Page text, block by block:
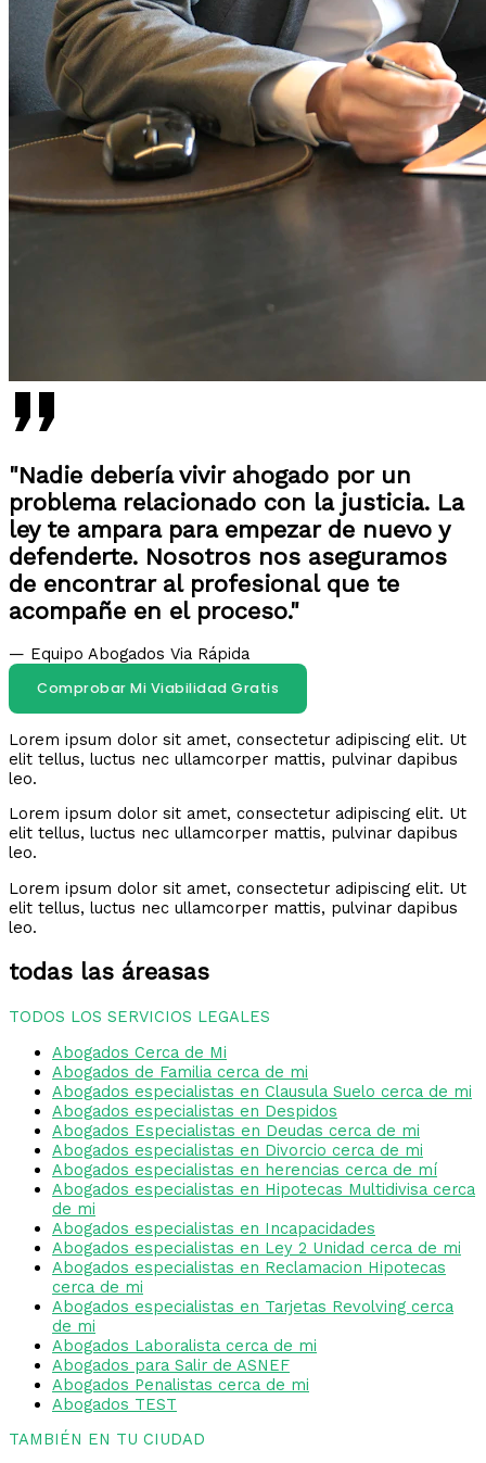
"Nadie debería vivir ahogado por un
problema relacionado con la justicia. La
ley te ampara para empezar de nuevo y
defenderte. Nosotros nos aseguramos
de encontrar al profesional que te
acompañe en el proceso."
— Equipo Abogados Via Rápida
Comprobar Mi Viabilidad Gratis
Lorem ipsum dolor sit amet, consectetur adipiscing elit. Ut
elit tellus, luctus nec ullamcorper mattis, pulvinar dapibus
leo.
Lorem ipsum dolor sit amet, consectetur adipiscing elit. Ut
elit tellus, luctus nec ullamcorper mattis, pulvinar dapibus
leo.
Lorem ipsum dolor sit amet, consectetur adipiscing elit. Ut
elit tellus, luctus nec ullamcorper mattis, pulvinar dapibus
leo.
todas las áreasas
TODOS LOS SERVICIOS LEGALES
Abogados Cerca de Mi
Abogados de Familia cerca de mi
Abogados especialistas en Clausula Suelo cerca de mi
Abogados especialistas en Despidos
Abogados Especialistas en Deudas cerca de mi
Abogados especialistas en Divorcio cerca de mi
Abogados especialistas en herencias cerca de mí
Abogados especialistas en Hipotecas Multidivisa cerca
de mi
Abogados especialistas en Incapacidades
Abogados especialistas en Ley 2 Unidad cerca de mi
Abogados especialistas en Reclamacion Hipotecas
cerca de mi
Abogados especialistas en Tarjetas Revolving cerca
de mi
Abogados Laboralista cerca de mi
Abogados para Salir de ASNEF
Abogados Penalistas cerca de mi
Abogados TEST
TAMBIÉN EN TU CIUDAD